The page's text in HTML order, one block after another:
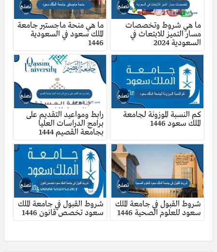
ما هي شروط وتخصصات
مسار التميز للابتعاث في
السعودية 2024
ما هي منحة ماجستير جامعة
الملك سعود في السعودية
1446
كم النسبة الموزونة لجامعة
الملك سعود 1446
رابط ومواعيد التقديم على
برامج الدراسات العليا
بجامعة القصيم 1444
شروط القبول في جامعة الملك
سعود للعلوم الصحية 1446
شروط القبول في جامعة الملك
سعود تخصص قانون 1446